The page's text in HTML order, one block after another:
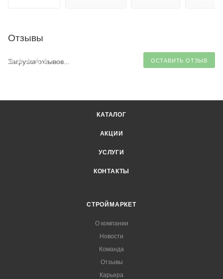
Отзывы
ОСТАВИТЬ ОТЗЫВ
Загрузка отзывов...
КАТАЛОГ
АКЦИИ
УСЛУГИ
КОНТАКТЫ
СТРОЙМАРКЕТ
О компании
Новости
Команда
Отзывы
Карьера